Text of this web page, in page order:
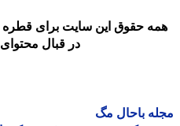
حقوق این سایت برای قطره
در قبال محتوای
باحال مگ